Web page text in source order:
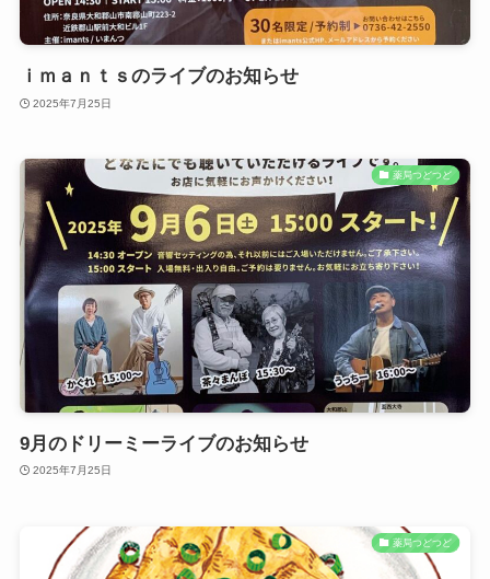
ｉｍａｎｔｓのライブのお知らせ
2025年7月25日
薬局つどつど
9月のドリーミーライブのお知らせ
2025年7月25日
薬局つどつど